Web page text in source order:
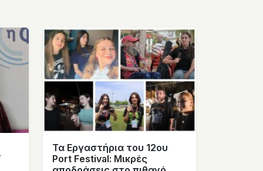
Τα Εργαστήρια του 12ου
Port Festival: Μικρές